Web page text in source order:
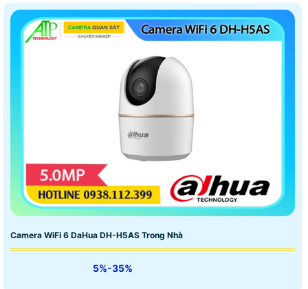
Camera WiFi 6 DaHua DH-H5AS Trong Nhà
5%-35%